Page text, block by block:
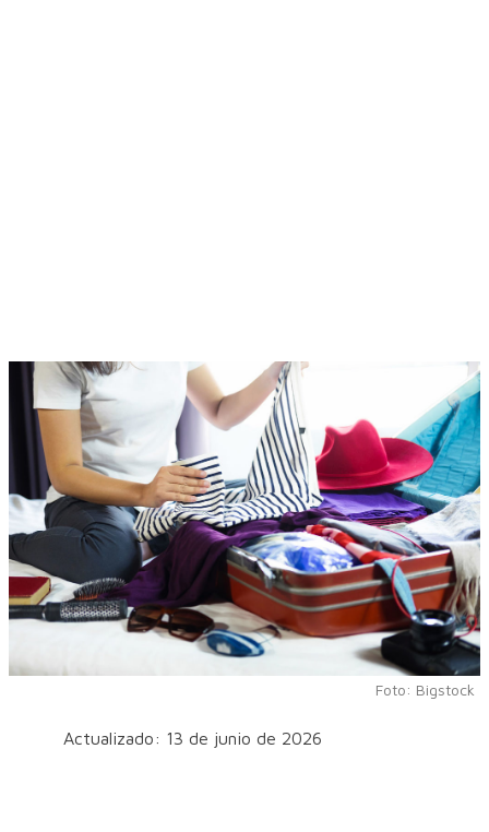
Foto: Bigstock
Actualizado: 13 de junio de 2026